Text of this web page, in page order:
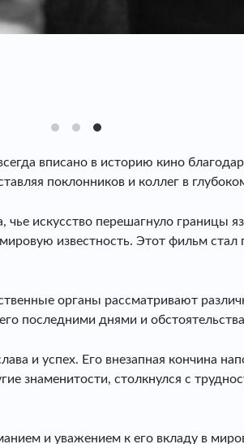
вписано в историю кино
поклонников и коллег в
искусство перешагнуло границы
известность. Этот фильм
органы рассматривают
последними днями и
и успех. Его внезапная кончина
столкнулся с
и уважением к его вкладу в